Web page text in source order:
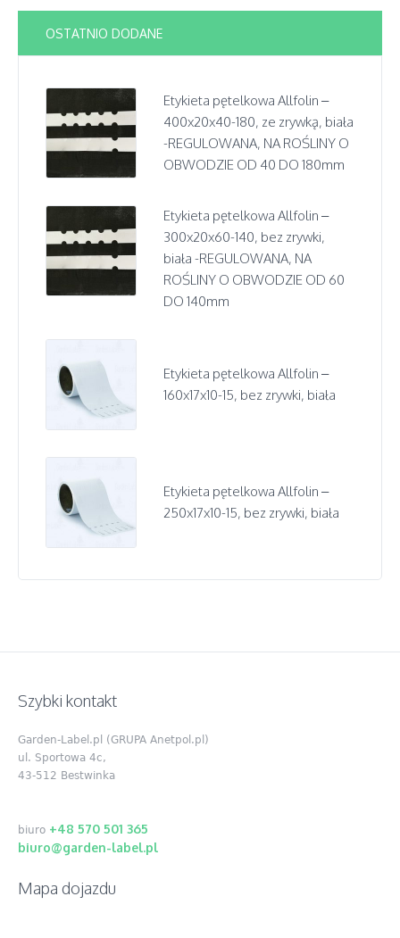
OSTATNIO DODANE
Etykieta pętelkowa Allfolin –
400x20x40-180, ze zrywką, biała
-REGULOWANA, NA ROŚLINY O
OBWODZIE OD 40 DO 180mm
Etykieta pętelkowa Allfolin –
300x20x60-140, bez zrywki,
biała -REGULOWANA, NA
ROŚLINY O OBWODZIE OD 60
DO 140mm
Etykieta pętelkowa Allfolin –
160x17x10-15, bez zrywki, biała
Etykieta pętelkowa Allfolin –
250x17x10-15, bez zrywki, biała
Szybki kontakt
Garden-Label.pl (GRUPA Anetpol.pl)
ul. Sportowa 4c,
43-512 Bestwinka
biuro +48 570 501 365
biuro@garden-label.pl
Mapa dojazdu